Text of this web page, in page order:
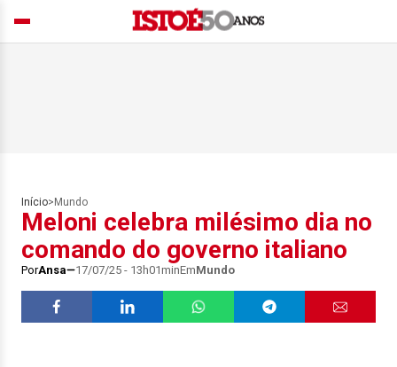
Início> Mundo
Meloni celebra milésimo dia no
comando do governo italiano
PorAnsa 17/07/25 - 13h01minEmMundo